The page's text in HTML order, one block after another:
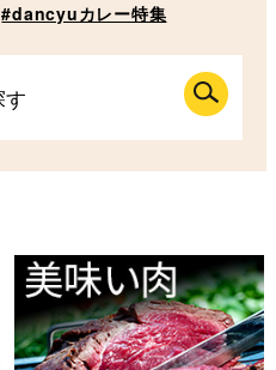
#dancyuカレー特集